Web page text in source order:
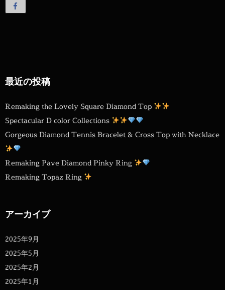
最近の投稿
Remaking the Lovely Square Diamond Top
Spectacular D color Collections
Gorgeous Diamond Tennis Bracelet & Cross Top with Necklace
Remaking Pave Diamond Pinky Ring
Remaking Topaz Ring
アーカイブ
2025年9月
2025年5月
2025年2月
2025年1月